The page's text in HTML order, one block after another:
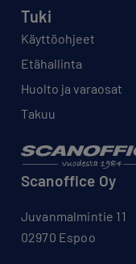
Tuki
Käyttöohjeet
Etähallinta
Huolto ja varaosat
Takuu
Scanoffice Oy
Juvanmalmintie 11
02970 Espoo